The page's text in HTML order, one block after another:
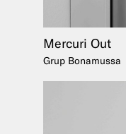
Mercuri Out
Grup Bonamussa